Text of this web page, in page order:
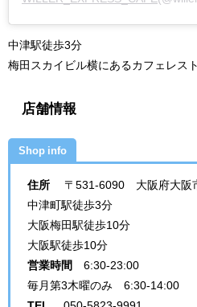
中津駅徒歩3分
梅田スカイビル横にあるカフェレス
店舗情報
Shop info
住所 〒531-6090 大阪府大阪
中津町駅徒歩3分
大阪梅田駅徒歩10分
大阪駅徒歩10分
営業時間 6:30-23:00
毎月第3木曜のみ 6:30-14:00